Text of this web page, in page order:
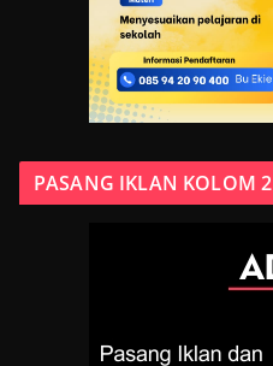
PASANG IKLAN KOLOM 2